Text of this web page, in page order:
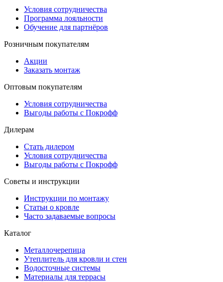
Условия сотрудничества
Программа лояльности
Обучение для партнёров
Розничным покупателям
Акции
Заказать монтаж
Оптовым покупателям
Условия сотрудничества
Выгоды работы с Покрофф
Дилерам
Стать дилером
Условия сотрудничества
Выгоды работы с Покрофф
Советы и инструкции
Инструкции по монтажу
Статьи о кровле
Часто задаваемые вопросы
Каталог
Металлочерепица
Утеплитель для кровли и стен
Водосточные системы
Материалы для террасы